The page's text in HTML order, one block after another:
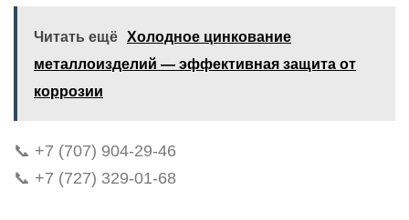
Читать ещё Холодное цинкование
металлоизделий — эффективная защита от
коррозии
📞 +7 (707) 904-29-46
📞 +7 (727) 329-01-68